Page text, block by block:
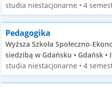
studia niestacjonarne • 4
Pedagogika
Wyższa Szkoła Społeczno-
siedzibą w Gdańsku • Gdańsk •
studia niestacjonarne • 4